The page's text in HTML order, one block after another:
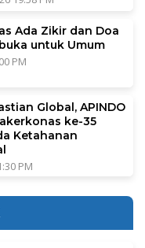
Ada Zikir dan Doa
untuk Umum
PM
Global, APINDO
ke-35
Ketahanan
PM